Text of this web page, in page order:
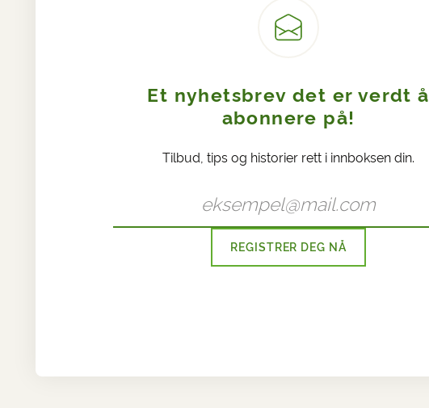
Et nyhetsbrev det er verdt å
abonnere på!
Tilbud, tips og historier rett i innboksen din.
REGISTRER DEG NÅ